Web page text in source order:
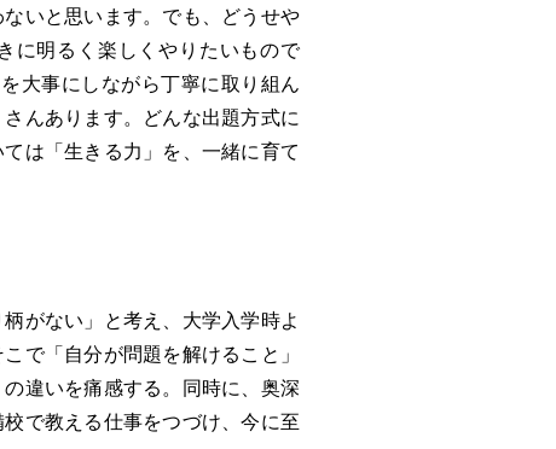
いと思います。でも、どうせや
に明るく楽しくやりたいもので
大事にしながら丁寧に取り組ん
んあります。どんな出題方式に
は「生きる力」を、一緒に育て
がない」と考え、大学入学時よ
で「自分が問題を解けること」
違いを痛感する。同時に、奥深
で教える仕事をつづけ、今に至